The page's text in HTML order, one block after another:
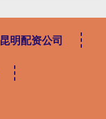
昆明配资公司